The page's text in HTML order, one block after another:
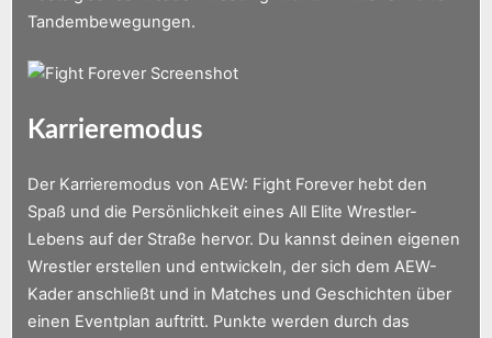
Tandembewegungen.
Karrieremodus
Der Karrieremodus von AEW: Fight Forever hebt den
Spaß und die Persönlichkeit eines All Elite Wrestler-
Lebens auf der Straße hervor. Du kannst deinen eigenen
Wrestler erstellen und entwickeln, der sich dem AEW-
Kader anschließt und in Matches und Geschichten über
einen Eventplan auftritt. Punkte werden durch das